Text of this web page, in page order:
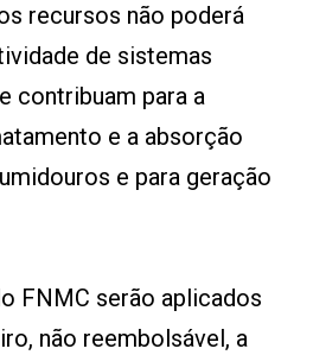
recursos não poderá
de sistemas
contribuam para a
e a absorção
e para geração
FNMC serão aplicados
não reembolsável, a